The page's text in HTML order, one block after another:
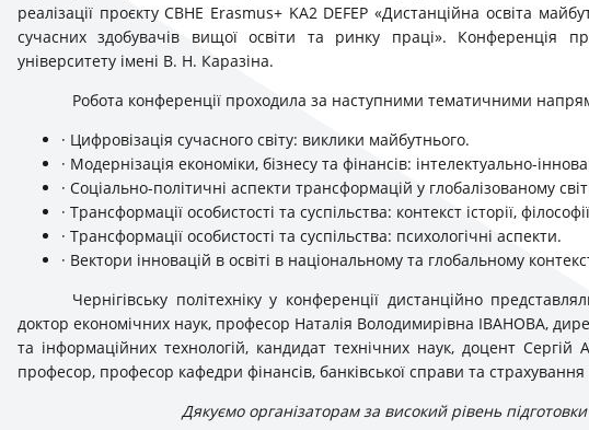
реалізації проєкту CBHE Erasmus+ KA2 DEFEP «Дистанційна освіта
сучасних здобувачів вищої освіти та ринку праці». Конференція
університету імені В. Н. Каразіна.
Робота конференції проходила за наступними тематичними
· Цифровізація сучасного світу: виклики майбутнього.
· Модернізація економіки, бізнесу та фінансів: інтелектуально-
· Соціально-політичні аспекти трансформацій у глобалізованому
· Трансформації особистості та суспільства: контекст історії,
· Трансформації особистості та суспільства: психологічні аспекти.
· Вектори інновацій в освіті в національному та глобальному
Чернігівську політехніку у конференції дистанційно
доктор економічних наук, професор Наталія Володимирівна ІВАНОВА,
та інформаційних технологій, кандидат технічних наук, доцент
професор, професор кафедри фінансів, банківської справи та
Дякуємо організаторам за високий рівень